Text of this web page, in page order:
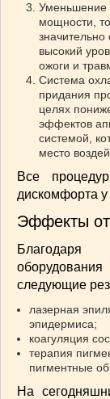
СТАТЬИ(272)
отдых(25)
ЛЕЧЕБНЫЕ
(56)
СЕМЬЯ(107)
ДОМ и ДАЧА
ВАШИ
ДЕТСКОЕ
(102)
японская кухня
Уменьшение
мощности,
значительно
высокий
ожоги и
Система
придания
целях
эффектов
системой,
место
Все
дискомфорта у
Эффекты
Благодаря
следующие
лазерная
эпидермиса;
коагуляция
терапия
пигментные
На